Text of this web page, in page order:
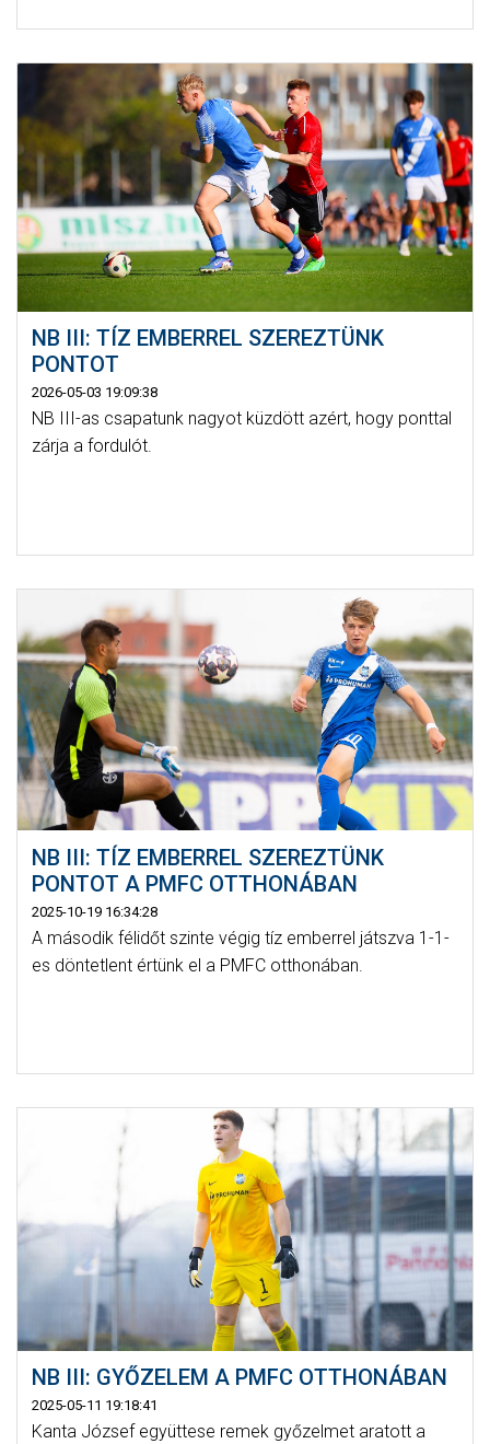
NB III: TÍZ EMBERREL SZEREZTÜNK
PONTOT
2026-05-03 19:09:38
NB III-as csapatunk nagyot küzdött azért, hogy ponttal
zárja a fordulót.
NB III: TÍZ EMBERREL SZEREZTÜNK
PONTOT A PMFC OTTHONÁBAN
2025-10-19 16:34:28
A második félidőt szinte végig tíz emberrel játszva 1-1-
es döntetlent értünk el a PMFC otthonában.
NB III: GYŐZELEM A PMFC OTTHONÁBAN
2025-05-11 19:18:41
Kanta József együttese remek győzelmet aratott a